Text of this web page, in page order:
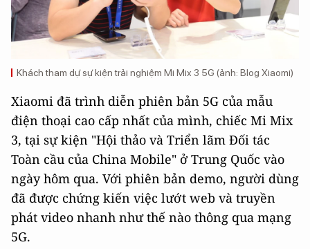
Khách tham dự sự kiện trải nghiệm Mi Mix 3 5G (ảnh: Blog Xiaomi)
Xiaomi đã trình diễn phiên bản 5G của mẫu
điện thoại cao cấp nhất của mình, chiếc Mi Mix
3, tại sự kiện "Hội thảo và Triển lãm Đối tác
Toàn cầu của China Mobile" ở Trung Quốc vào
ngày hôm qua. Với phiên bản demo, người dùng
đã được chứng kiến việc lướt web và truyền
phát video nhanh như thế nào thông qua mạng
5G.